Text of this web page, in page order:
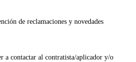
de reclamaciones y novedades
a contactar al contratista/aplicador y/o